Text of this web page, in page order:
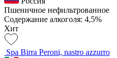
Пшеничное нефильтрованное
Содержание алкоголя: 4,5%
Хит
Spa Birra Peroni, nastro azzurro